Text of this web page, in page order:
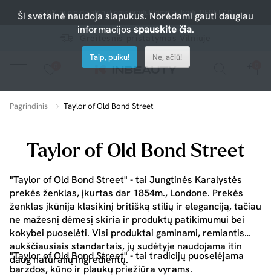
-10% nuolaida atrinktiems produktams su kodu PERKU10
Greitesnis pristatymas Vilniuje
Pagrindinis Taylor of Old Bond Street
Taylor of Old Bond Street
"Taylor of Old Bond Street" - tai Jungtinės Karalystės
prekės ženklas, įkurtas dar 1854m., Londone. Prekės
ženklas įkūnija klasikinį britišką stilių ir eleganciją, tačiau
ne mažesnį dėmesį skiria ir produktų patikimumui bei
kokybei puoselėti. Visi produktai gaminami, remiantis
aukščiausiais standartais, jų sudėtyje naudojama itin
daug natūralių ingredientų.
"Taylor of Old Bond Street" - tai tradicijų puoselėjama
barzdos, kūno ir plaukų priežiūra vyrams.
Ši svetainė naudoja slapukus. Norėdami gauti daugiau
informacijos spauskite čia.
Taip, puiku! Ne, ačiū!